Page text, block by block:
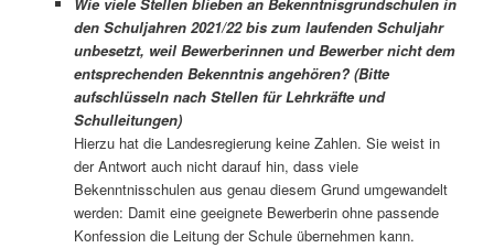
Wie viele Stellen blieben an Bekenntnisgrundschulen in
den Schuljahren 2021/22 bis zum laufenden Schuljahr
unbesetzt, weil Bewerberinnen und Bewerber nicht dem
entsprechenden Bekenntnis angehören? (Bitte
aufschlüsseln nach Stellen für Lehrkräfte und
Schulleitungen)
Hierzu hat die Landesregierung keine Zahlen. Sie weist in
der Antwort auch nicht darauf hin, dass viele
Bekenntnisschulen aus genau diesem Grund umgewandelt
werden: Damit eine geeignete Bewerberin ohne passende
Konfession die Leitung der Schule übernehmen kann.